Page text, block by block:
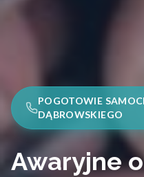
POGOTOWIE
DĄBROWSKIEGO
Awaryjne